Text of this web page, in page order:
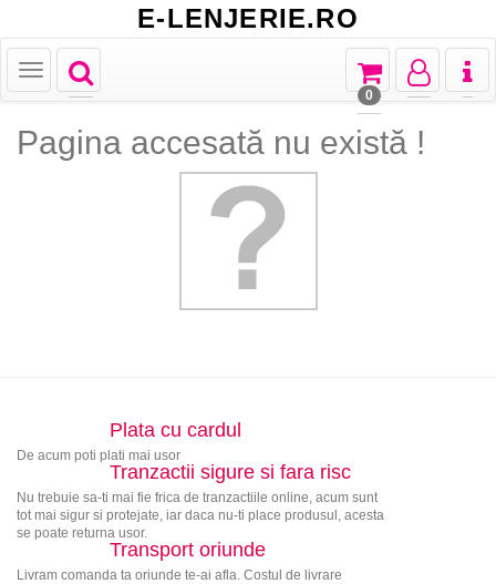
E-LENJERIE.RO
Toggle
navigation
Toggle
Toggle
navigation
Toggle
navigation
Toggle
navigation
0
Pagina accesată nu există !
Plata cu cardul
De acum poti plati mai usor
Tranzactii sigure si fara risc
Nu trebuie sa-ti mai fie frica de tranzactiile online, acum sunt
tot mai sigur si protejate, iar daca nu-ti place produsul, acesta
se poate returna usor.
Transport oriunde
Livram comanda ta oriunde te-ai afla. Costul de livrare